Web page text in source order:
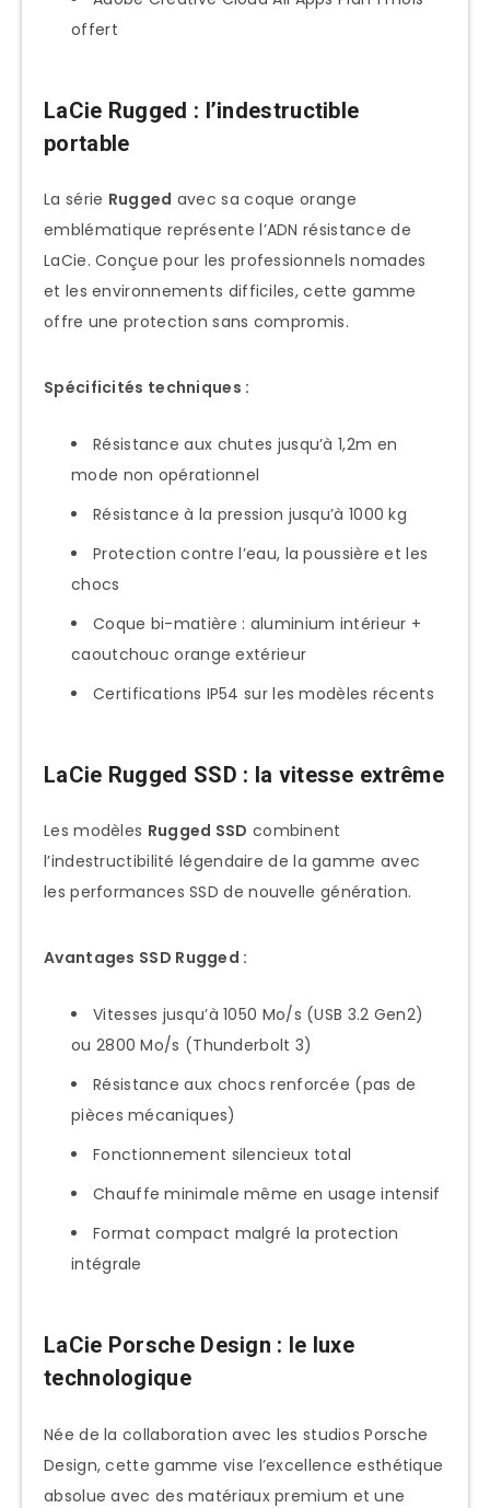
offert
LaCie Rugged : l’indestructible
portable
La série Rugged avec sa coque orange
emblématique représente l’ADN résistance de
LaCie. Conçue pour les professionnels nomades
et les environnements difficiles, cette gamme
offre une protection sans compromis.
Spécificités techniques :
Résistance aux chutes jusqu’à 1,2m en
mode non opérationnel
Résistance à la pression jusqu’à 1000 kg
Protection contre l’eau, la poussière et les
chocs
Coque bi-matière : aluminium intérieur +
caoutchouc orange extérieur
Certifications IP54 sur les modèles récents
LaCie Rugged SSD : la vitesse extrême
Les modèles Rugged SSD combinent
l’indestructibilité légendaire de la gamme avec
les performances SSD de nouvelle génération.
Avantages SSD Rugged :
Vitesses jusqu’à 1050 Mo/s (USB 3.2 Gen2)
ou 2800 Mo/s (Thunderbolt 3)
Résistance aux chocs renforcée (pas de
pièces mécaniques)
Fonctionnement silencieux total
Chauffe minimale même en usage intensif
Format compact malgré la protection
intégrale
LaCie Porsche Design : le luxe
technologique
Née de la collaboration avec les studios Porsche
Design, cette gamme vise l’excellence esthétique
absolue avec des matériaux premium et une